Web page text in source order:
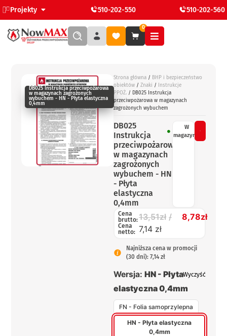
Projekty 510-202-550 510-202-560
0
DB025 Instrukcja przeciwpożarowa
w magazynach zagrożonych
wybuchem - HN - Płyta elastyczna
0,4mm
Strona główna / BHP i bezpieczeństwo
obiektów / Znaki /
Instrukcje
PPOŻ. / DB025 Instrukcja
przeciwpożarowa w magazynach
zagrożonych wybuchem
DB025
Instrukcja
przeciwpożarowa
w magazynach
zagrożonych
wybuchem - HN
- Płyta
elastyczna
0,4mm
W
magazynie
Cena
brutto:13,51zł 8,78zł
Cena
netto: 7,14 zł
Najniższa cena w promocji
(30 dni): 7,14 zł
Wersja: HN - Płyta
elastyczna 0,4mm
FN - Folia samoprzylepna
HN - Płyta elastyczna
0,4mm
Wyczyść